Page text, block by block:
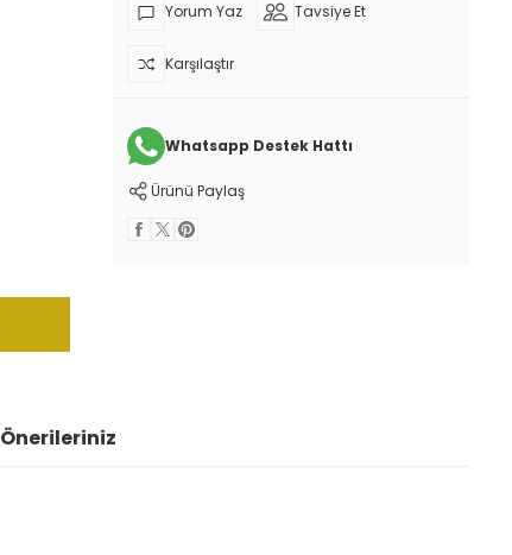
Yorum Yaz Tavsiye Et
Karşılaştır
Whatsapp Destek Hattı
Ürünü Paylaş
Önerileriniz